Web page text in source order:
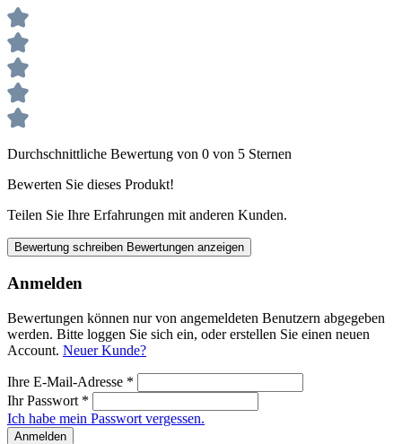
Durchschnittliche Bewertung von 0 von 5 Sternen
Bewerten Sie dieses Produkt!
Teilen Sie Ihre Erfahrungen mit anderen Kunden.
Bewertung schreiben Bewertungen anzeigen
Anmelden
Bewertungen können nur von angemeldeten Benutzern abgegeben
werden. Bitte loggen Sie sich ein, oder erstellen Sie einen neuen
Account. Neuer Kunde?
Ihre E-Mail-Adresse *
Ihr Passwort *
Ich habe mein Passwort vergessen.
Anmelden